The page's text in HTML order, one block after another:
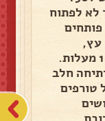
לא לפתוח
15 דקות פותחים
עץ,
מנמיכים את חום התנור ל180 מעלות.
חלב
טורפים